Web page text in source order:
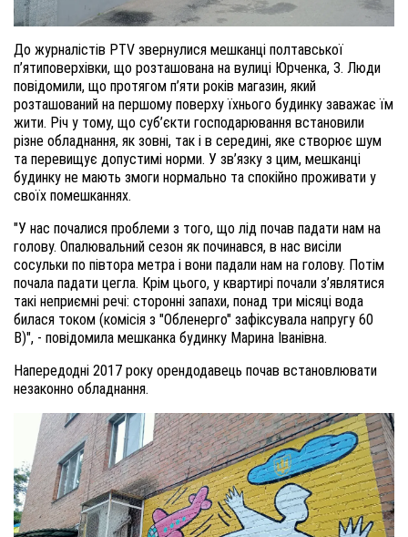
До журналістів PTV звернулися мешканці полтавської
п’ятиповерхівки, що розташована на вулиці Юрченка, 3. Люди
повідомили, що протягом п’яти років магазин, який
розташований на першому поверху їхнього будинку заважає їм
жити. Річ у тому, що суб’єкти господарювання встановили
різне обладнання, як зовні, так і в середині, яке створює шум
та перевищує допустимі норми. У зв’язку з цим, мешканці
будинку не мають змоги нормально та спокійно проживати у
своїх помешканнях.
"У нас почалися проблеми з того, що лід почав падати нам на
голову. Опалювальний сезон як починався, в нас висіли
сосульки по півтора метра і вони падали нам на голову. Потім
почала падати цегла. Крім цього, у квартирі почали з’являтися
такі неприємні речі: сторонні запахи, понад три місяці вода
билася током (комісія з "Обленерго" зафіксувала напругу 60
В)", - повідомила мешканка будинку Марина Іванівна.
Напередодні 2017 року орендодавець почав встановлювати
незаконно обладнання.